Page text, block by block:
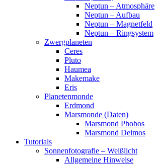
Neptun – Atmosphäre
Neptun – Aufbau
Neptun – Magnetfeld
Neptun – Ringsystem
Zwergplaneten
Ceres
Pluto
Haumea
Makemake
Eris
Planetenmonde
Erdmond
Marsmonde (Daten)
Marsmond Phobos
Marsmond Deimos
Tutorials
Sonnenfotografie – Weißlicht
Allgemeine Hinweise